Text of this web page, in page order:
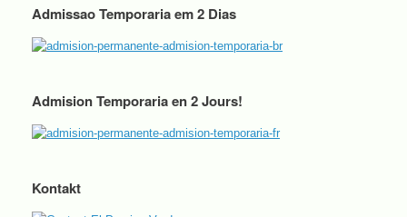
Admissao Temporaria em 2 Dias
Admision Temporaria en 2 Jours!
Kontakt